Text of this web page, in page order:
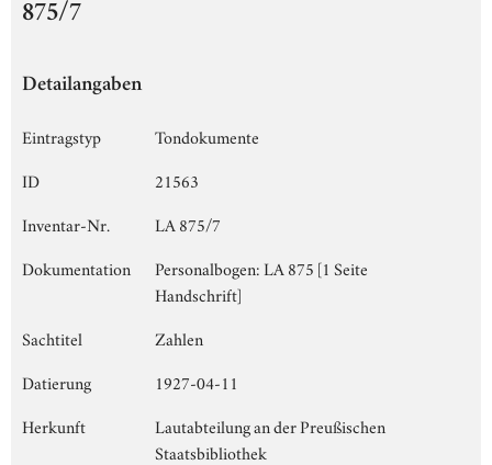
875/7
Detailangaben
Eintragstyp
Tondokumente
ID
21563
Inventar-Nr.
LA 875/7
Dokumentation
Personalbogen: LA 875 [1 Seite
Handschrift]
Sachtitel
Zahlen
Datierung
1927-04-11
Herkunft
Lautabteilung an der Preußischen
Staatsbibliothek